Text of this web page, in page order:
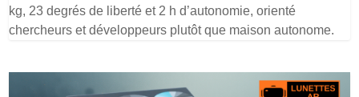
kg, 23 degrés de liberté et 2 h d’autonomie, orienté
chercheurs et développeurs plutôt que maison autonome.